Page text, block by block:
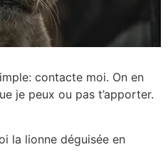
contacte moi. On en
je peux ou pas t’apporter.
la lionne déguisée en